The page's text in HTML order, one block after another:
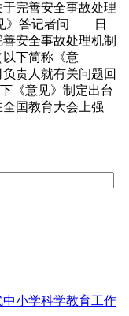
完善安全事故处理
见》答记者问 日
安全事故处理机制
下简称《意
责人就有关问题回
意见》制定出台
国教育大会上强
小学科学教育工作